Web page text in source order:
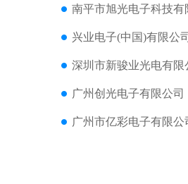
南平市旭光电子科技有
兴业电子(中国)有限公司
深圳市新骏业光电有限
广州创光电子有限公司
广州市亿彩电子有限公